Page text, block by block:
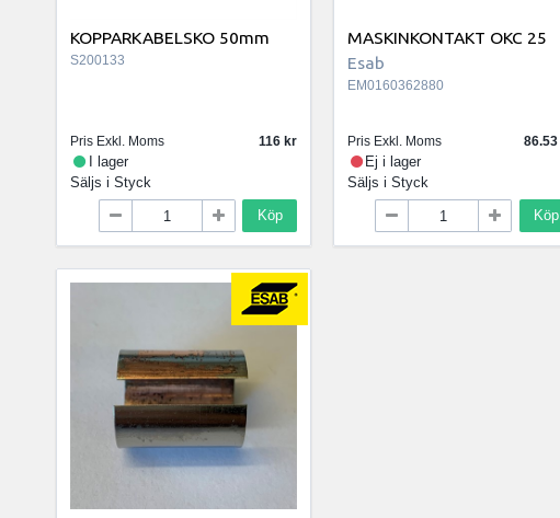
KOPPARKABELSKO 50mm
S200133
Pris Exkl. Moms 116
I lager
Säljs iStyck
Köp
MASKINKONTAKT OKC 25
Esab
EM0160362880
Pris Exkl. Moms 86.53
Ej i lager
Säljs i Styck
Köp